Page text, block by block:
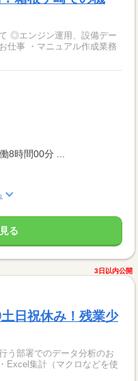
◎エンジン運用、設備デー
成業務
8時間00分 ...
る
3日以内公開
日祝休み！残業少
う部署でのデータ分析のお